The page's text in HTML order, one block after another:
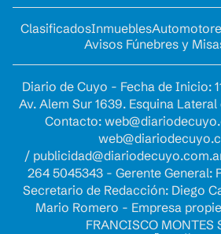
ClasificadosInmuebles
Avisos Fúnebres y
Diario de Cuyo - Fecha de Inicio:
Av. Alem Sur 1639. Esquina
Contacto:
/
264 5045343 - Gerente General:
Secretario de Redacción: Diego
Mario Romero - Empresa
FRANCISCO MONTES